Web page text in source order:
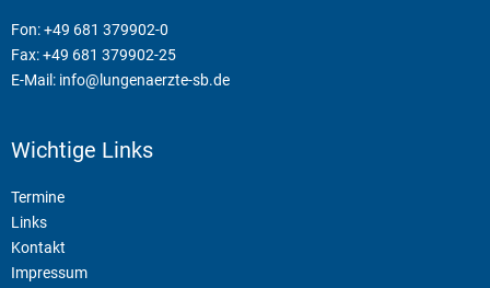
Fon: +49 681 379902-0
Fax: +49 681 379902-25
E-Mail: info@lungenaerzte-sb.de
Wichtige Links
Termine
Links
Kontakt
Impressum